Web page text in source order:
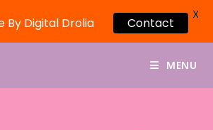
MENU
By Digital Drolia Contact X